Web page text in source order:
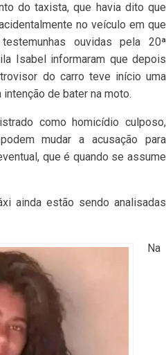
do taxista, que havia dito que
no veículo em que
ouvidas pela 20ª
Isabel informaram que depois
do carro teve início uma
de bater na moto.
como homicídio culposo,
mudar a acusação para
que é quando se assume
ainda estão sendo analisadas
Na